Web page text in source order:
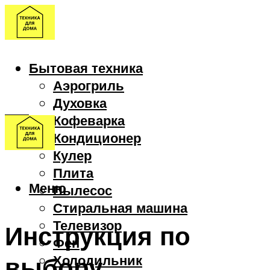
Бытовая техника
Аэрогриль
Духовка
Кофеварка
Кондиционер
Кулер
Плита
Пылесос
Стиральная машина
Телевизор
Фен
Холодильник
Меню
Инструкция по